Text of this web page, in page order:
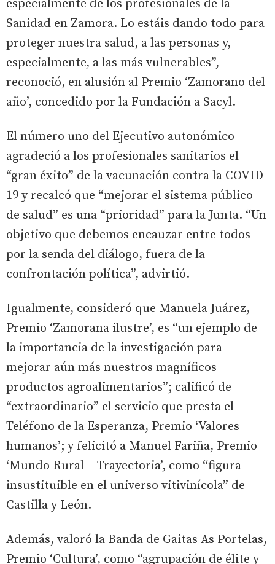
especialmente de los profesionales de la
Sanidad en Zamora. Lo estáis dando todo para
proteger nuestra salud, a las personas y,
especialmente, a las más vulnerables”,
reconoció, en alusión al Premio ‘Zamorano del
año’, concedido por la Fundación a Sacyl.
El número uno del Ejecutivo autonómico
agradeció a los profesionales sanitarios el
“gran éxito” de la vacunación contra la COVID-
19 y recalcó que “mejorar el sistema público
de salud” es una “prioridad” para la Junta. “Un
objetivo que debemos encauzar entre todos
por la senda del diálogo, fuera de la
confrontación política”, advirtió.
Igualmente, consideró que Manuela Juárez,
Premio ‘Zamorana ilustre’, es “un ejemplo de
la importancia de la investigación para
mejorar aún más nuestros magníficos
productos agroalimentarios”; calificó de
“extraordinario” el servicio que presta el
Teléfono de la Esperanza, Premio ‘Valores
humanos’; y felicitó a Manuel Fariña, Premio
‘Mundo Rural – Trayectoria’, como “figura
insustituible en el universo vitivinícola” de
Castilla y León.
Además, valoró la Banda de Gaitas As Portelas,
Premio ‘Cultura’, como “agrupación de élite y